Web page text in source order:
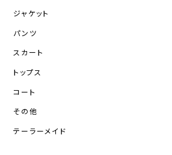
ジャケット
パンツ
スカート
トップス
コート
その他
テーラーメイド